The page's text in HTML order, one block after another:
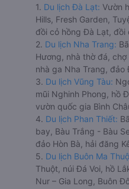
1. Du lịch Đà Lạt: Vườn
Hills, Fresh Garden,
đồi cỏ hồng Đà Lạt, đồi
2. Du lịch Nha Trang:
Hương, nhà thờ đá, chợ
nhà ga Nha Trang, đảo
3. Du lịch Vũng Tàu:
mũi Nghinh Phong, hồ
vườn quốc gia Bình
4. Du lịch Phan Thiết:
bay, Bàu Trắng - Bàu
đảo Hòn Bà, hải đăng
5. Du lịch Buôn Ma
Thuột, núi Đá Voi, hồ
Nur – Gia Long, Buôn